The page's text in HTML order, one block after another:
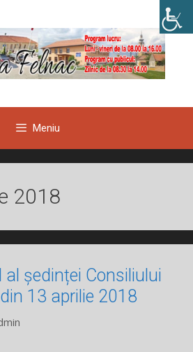
Meniu
2018
al ședinței Consiliului
13 aprilie 2018